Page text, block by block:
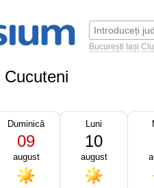
București Iași
Cucuteni
Duminică
09
august
Luni
10
august